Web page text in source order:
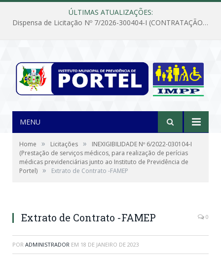
ÚLTIMAS ATUALIZAÇÕES:
Dispensa de Licitação Nº 7/2026-300404-I (CONTRATAÇÃO DE EMPRESA PARA MANUTENÇÃO E REPARAÇÃO DE APARELHOS DE AR CONDICIONADO, EM ATENDIMENTO ÀS NECESSIDADES DO INSTITUTO DE PREVIDÊNCIA MUNICIPAL DE PORTEL/PA)
MENU
Home » Licitações »
INEXIGIBILIDADE Nº 6/2022-030104-I
(Prestação de serviços médicos, para realização de perícias
médicas previdenciárias junto ao Instituto de Previdência de
Portel) » Extrato de Contrato -FAMEP
Extrato de Contrato -FAMEP 0
POR ADMINISTRADOR EM 18 DE JANEIRO DE 2023